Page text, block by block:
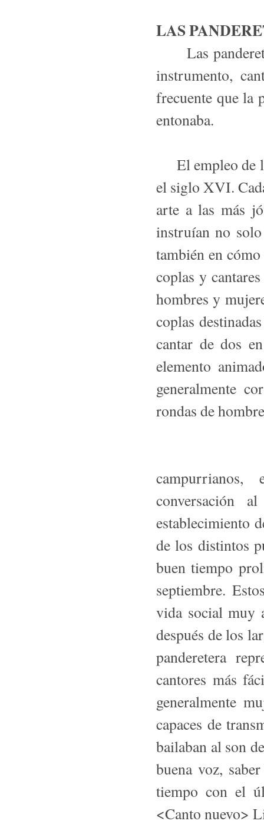
LAS
Las
instrumento,
frecuente que la
entonaba.
El empleo de
el siglo XVI.
arte a las más
instruían no
también en
coplas y
hombres y
coplas
cantar de dos
elemento
generalmente
rondas de
conversación
establecimiento
de los distintos
buen tiempo
septiembre.
vida social muy
después de los
panderetera
cantores más
generalmente
capaces de
bailaban al son
buena voz,
tiempo con el
<Canto nuevo>